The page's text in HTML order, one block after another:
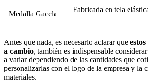
Medalla Gacela
Fabricada en tela
Antes que nada, es necesario aclarar que
a cambio, también es indispensable
a variar dependiendo de las cantidades que
personalizarlas con el logo de la empresa y la
materiales.